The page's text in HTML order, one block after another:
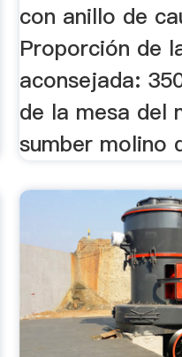
con anillo de
Proporción de
aconsejada:
de la mesa del
sumber molino